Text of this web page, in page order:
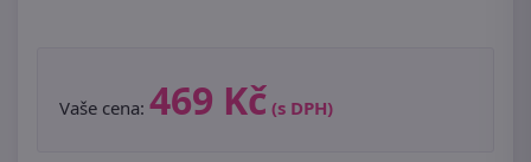
Vaše cena: 469 Kč (s DPH)